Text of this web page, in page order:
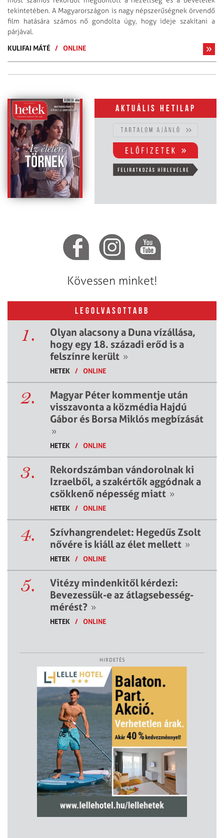
tekintetében. A Magyarországon is nagy népszerűségnek örvendő
film hatására számos nő gondolta úgy, hogy ideje szakítani a
párjával.
KULIFAI MÁTÉ / ONLINE
Aktuális hetilap
Kövessen minket!
LEGOLVASOTTABB
1.
Olyan alacsony a Duna vízállása,
hogy egy 18. századi erőd is a
felszínre került »
HETEK / ONLINE
2.
Magyar Péter kommentje után
visszavonta a közmédia Hajdú
Gábor és Borsa Miklós megbízását
»
HETEK / ONLINE
3.
Rekordszámban vándorolnak ki
Izraelből, a szakértők aggódnak a
csökkenő népesség miatt »
HETEK / ONLINE
4.
Szívhangrendelet: Hegedűs Zsolt
nővére is kiáll az élet mellett »
HETEK / ONLINE
5.
Vitézy mindenkitől kérdezi:
Bevezessük-e az átlagsebesség-
mérést? »
HETEK / ONLINE
HIRDETÉS